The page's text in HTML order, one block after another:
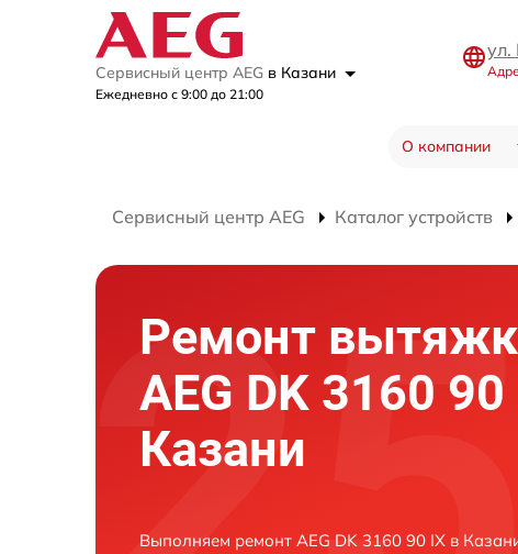
Сервисный центр AEG в Казани
Ежедневно с 9:00 до 21:00
ул.
О компании
Сервисный центр AEG Каталог устройств
Ремонт
AEG DK 3160 90
Казани
Выполняем ремонт AEG DK 3160 90 IX в